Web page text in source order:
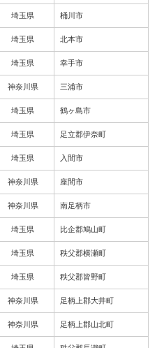
埼玉県 桶川市
埼玉県 北本市
埼玉県 幸手市
神奈川県 三浦市
埼玉県 鶴ヶ島市
埼玉県 足立郡伊奈町
埼玉県 入間市
神奈川県 座間市
神奈川県 南足柄市
埼玉県 比企郡鳩山町
埼玉県 秩父郡横瀬町
埼玉県 秩父郡皆野町
神奈川県 足柄上郡大井町
神奈川県 足柄上郡山北町